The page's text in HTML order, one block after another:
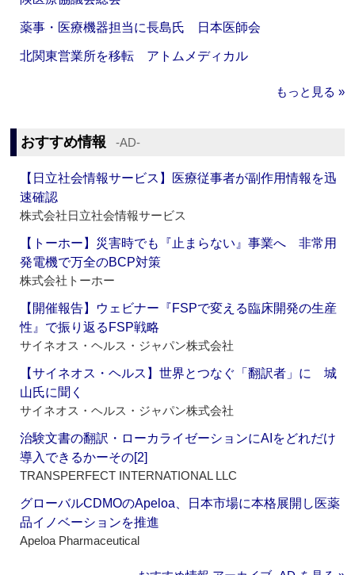
薬事・医療機器担当に長島氏 日本医師会
北関東営業所を移転 アトムメディカル
もっと見る »
おすすめ情報 ‐AD‐
【日立社会情報サービス】医療従事者が副作用情報を迅
速確認
株式会社日立社会情報サービス
【トーホー】災害時でも『止まらない』事業へ 非常用
発電機で万全のBCP対策
株式会社トーホー
【開催報告】ウェビナー『FSPで変える臨床開発の生産
性』で振り返るFSP戦略
サイネオス・ヘルス・ジャパン株式会社
【サイネオス・ヘルス】世界とつなぐ「翻訳者」に 城
山氏に聞く
サイネオス・ヘルス・ジャパン株式会社
治験文書の翻訳・ローカライゼーションにAIをどれだけ
導入できるかーその[2]
TRANSPERFECT INTERNATIONAL LLC
グローバルCDMOのApeloa、日本市場に本格展開し医薬
品イノベーションを推進
Apeloa Pharmaceutical